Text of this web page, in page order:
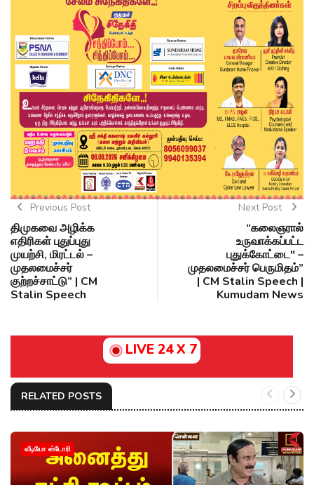
Previous Post
திமுகவை அழிக்க
எதிரிகள் புதுப்புது
முயற்சி, மிரட்டல் –
முதலமைச்சர்
குற்றச்சாட்டு” | CM
Stalin Speech
Next Post
“கலைஞரால்
உருவாக்கப்பட்ட
புதுக்கோட்டை" –
முதலமைச்சர் பெருமிதம்”
| CM Stalin Speech |
Kumudam News
LIVE 24 X 7
RELATED POSTS
வீடியோ ஸ்டோரி